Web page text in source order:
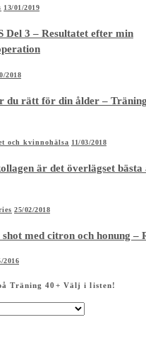
13/01/2019
Del 3 – Resultatet efter min
2018
du rätt för din ålder –
och kvinnohälsa 11/03/2018
är det överlägset bästa
25/02/2018
med citron och honung –
2016
Träning 40+ Välj i listen!